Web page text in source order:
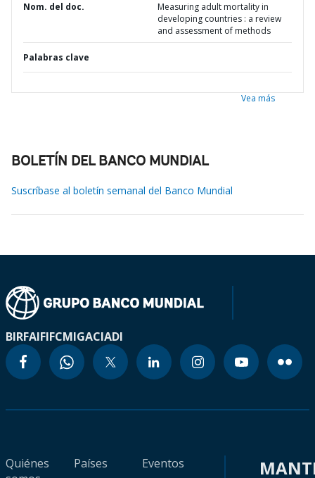
Nom. del doc.
Measuring adult mortality in
developing countries : a review
and assessment of methods
Palabras clave
Vea más
BOLETÍN DEL BANCO MUNDIAL
Suscríbase al boletín semanal del Banco Mundial
BIRFAIFIFCMIGACIADI
Quiénes
Países
Eventos